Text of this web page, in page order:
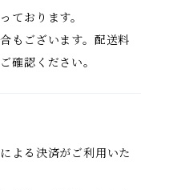
ております。
もございます。配送料
確認ください。
よる決済がご利用いた